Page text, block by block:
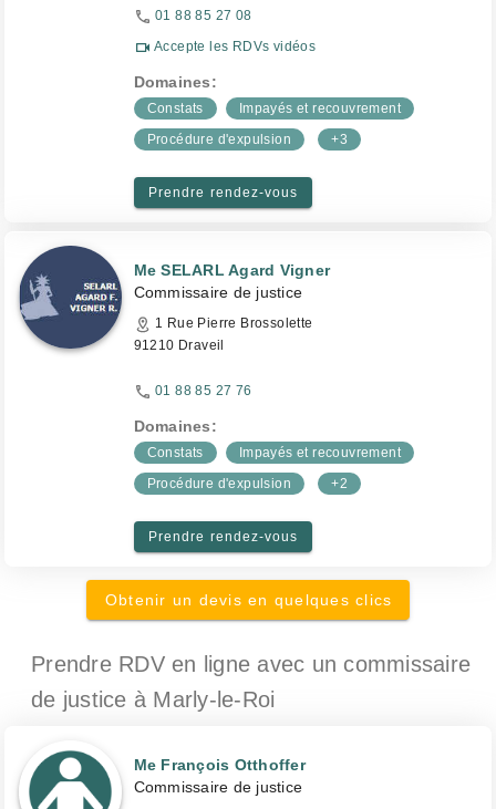
01 88 85 27 08
Accepte les RDVs vidéos
Domaines:
Constats
Impayés et recouvrement
Procédure d'expulsion
+3
Prendre rendez-vous
Me SELARL Agard Vigner
Commissaire de justice
1 Rue Pierre Brossolette
91210 Draveil
01 88 85 27 76
Domaines:
Constats
Impayés et recouvrement
Procédure d'expulsion
+2
Prendre rendez-vous
Obtenir un devis en quelques clics
Prendre RDV en ligne avec un commissaire
de justice à Marly-le-Roi
Me François Otthoffer
Commissaire de justice